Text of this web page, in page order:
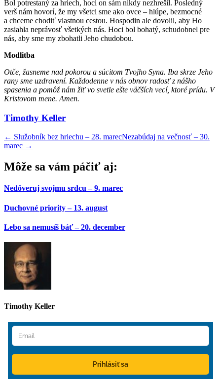
Bol potrestaný za hriech, hoci on sám nikdy nezhrešil. Posledný
verš nám hovorí, že my všetci sme ako ovce – hlúpe, bezmocné
a chceme chodiť vlastnou cestou. Hospodin ale dovolil, aby Ho
zasiahla neprávosť všetkých nás. Hoci bol bohatý, schudobnel pre
nás, aby sme my zbohatli Jeho chudobou.
Modlitba
Otče, žasneme nad pokorou a súcitom Tvojho Syna. Iba skrze Jeho
rany sme uzdravení. Každodenne v nás obnov radosť z nášho
spasenia a pomôž nám žiť vo svetle ešte väčších vecí, ktoré prídu. V
Kristovom mene. Amen.
Timothy Keller
← Služobník bez hriechu – 28. marecNezabúdaj na večnosť – 30.
marec →
Môže sa vám páčiť aj:
Nedôveruj svojmu srdcu – 9. marec
Duchovné priority – 13. august
Lebo sa nemusíš báť – 20. december
Timothy Keller
Prihlásiť sa